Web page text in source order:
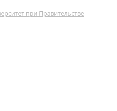
при Правительстве